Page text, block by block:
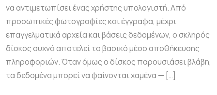
να αντιμετωπίσει ένας χρήστης υπολογιστή. Από
προσωπικές φωτογραφίες και έγγραφα, μέχρι
επαγγελματικά αρχεία και βάσεις δεδομένων, ο σκληρός
δίσκος συχνά αποτελεί το βασικό μέσο αποθήκευσης
πληροφοριών. Όταν όμως ο δίσκος παρουσιάσει βλάβη,
τα δεδομένα μπορεί να φαίνονται χαμένα — […]